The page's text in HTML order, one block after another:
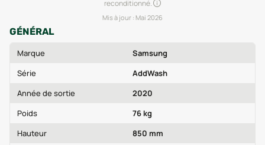
reconditionné.
Mis à jour : Mai 2026
GÉNÉRAL
Marque
Samsung
Série
AddWash
Année de sortie
2020
Poids
76 kg
Hauteur
850 mm